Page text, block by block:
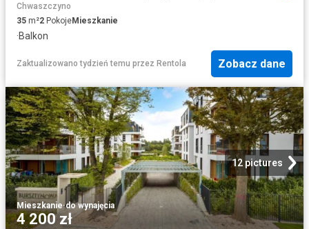
Chwaszczyno
35 m²2 PokojeMieszkanie
·Balkon
Zaktualizowano tydzień temu przez Rentola Zobacz dane
12 pictures
Mieszkanie·do wynajęcia
4 200 zł